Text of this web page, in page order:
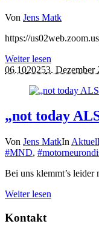
Von Jens Matk
https://
Weiter lesen
06.1020253. Dezember
„not today
Von Jens MatkIn
#MND,
Bei uns klemmt’s leider
Weiter lesen
Kontakt